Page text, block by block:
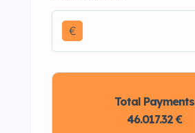
€
Total Payments
46.017.32 €